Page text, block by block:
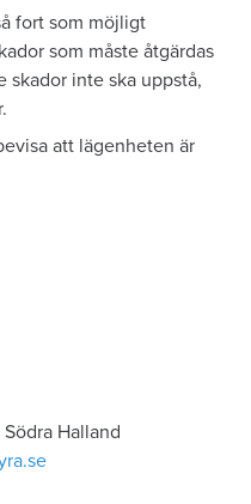
fort som möjligt
som måste åtgärdas
skador inte ska uppstå,
att lägenheten är
Halland